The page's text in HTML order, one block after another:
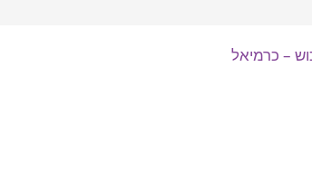
– כרמיאל